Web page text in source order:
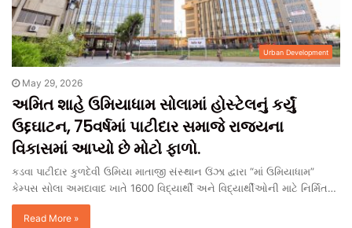
Urban Development
May 29, 2026
અમિત શાહે ઉમિયાધામ સોલામાં હોસ્ટેલનું કર્યું
ઉદ્દઘાટન, 75વર્ષમાં પાટીદાર સમાજે રાજ્યના
વિકાસમાં આપ્યો છે મોટો ફાળો.
કડવા પાટીદાર કુળદેવી ઉમિયા માતાજી સંસ્થાન ઉંઝા દ્વારા “માં ઉમિયાધામ”
કેમ્પસ સોલા અમદાવાદ ખાતે 1600 વિદ્યાર્થી અને વિદ્યાર્થીઓની માટે નિર્મિત…
Read More »